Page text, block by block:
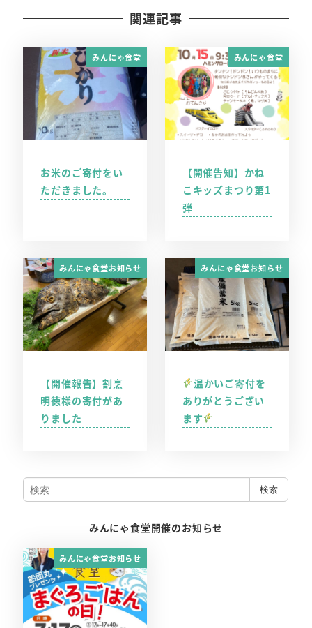
関連記事
みんにゃ食堂
お米のご寄付をい
ただきました。
みんにゃ食堂
【開催告知】かね
こキッズまつり第1
弾
みんにゃ食堂お知らせ
【開催報告】割烹
明徳様の寄付があ
りました
みんにゃ食堂お知らせ
温かいご寄付を
ありがとうござい
ます
索
検索
みんにゃ食堂開催のお知らせ
みんにゃ食堂お知らせ